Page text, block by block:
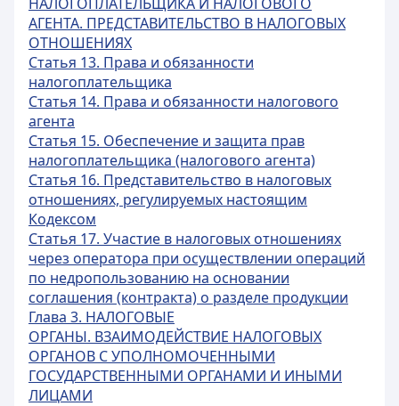
АГЕНТА. ПРЕДСТАВИТЕЛЬСТВО В НАЛОГОВЫХ
ОТНОШЕНИЯХ
Статья 13. Права и обязанности
налогоплательщика
Статья 14. Права и обязанности налогового
агента
Статья 15. Обеспечение и защита прав
налогоплательщика (налогового агента)
Статья 16. Представительство в налоговых
отношениях, регулируемых настоящим
Кодексом
Статья 17. Участие в налоговых отношениях
через оператора при осуществлении операций
по недропользованию на основании
соглашения (контракта) о разделе продукции
Глава 3. НАЛОГОВЫЕ
ОРГАНЫ. ВЗАИМОДЕЙСТВИЕ НАЛОГОВЫХ
ОРГАНОВ С УПОЛНОМОЧЕННЫМИ
ГОСУДАРСТВЕННЫМИ ОРГАНАМИ И ИНЫМИ
ЛИЦАМИ